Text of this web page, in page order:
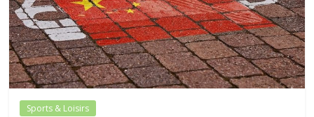
Sports & Loisirs